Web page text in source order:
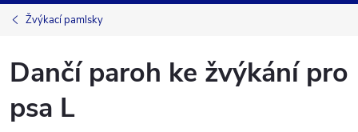
Žvýkací pamlsky
Dančí paroh ke žvýkání pro
psa L